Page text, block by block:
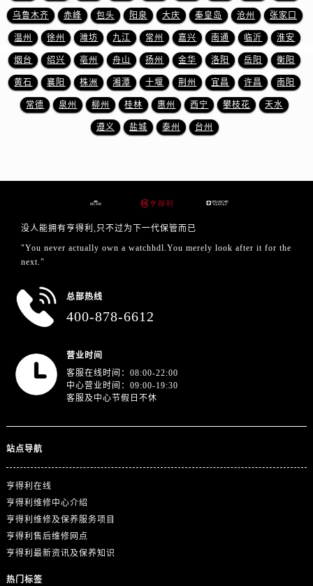
乌鲁木齐 赤峰 包头 阳泉 大庆 秦皇岛 沧州 张家口
温州 徐州 潍坊 九江 常州 嘉兴 南通 临沂 淮安
烟台 绍兴 亳州 舟山 扬州 金华 洛阳 岳阳 衡阳
黄石 襄阳 株洲 湘潭 十堰 荆州 宜昌 许昌 南阳
常德 泉州 柳州 桂林 惠州 西宁 攀枝花 天水
遵义 盐城 泰州 台州
没人能拥有亨得利,只不过为下一代保管而已
"You never actually own a watchhdl.You merely look after it for the
next."
总部热线
400-878-6612
营业时间
客服在线时间：08:00-22:00
中心营业时间：09:00-19:30
客服及中心节假日不休
站点导航
亨得利在线
亨得利维修中心介绍
亨得利维修及保养服务项目
亨得利售后维修网点
亨得利最新资讯及保养知识
热门标签